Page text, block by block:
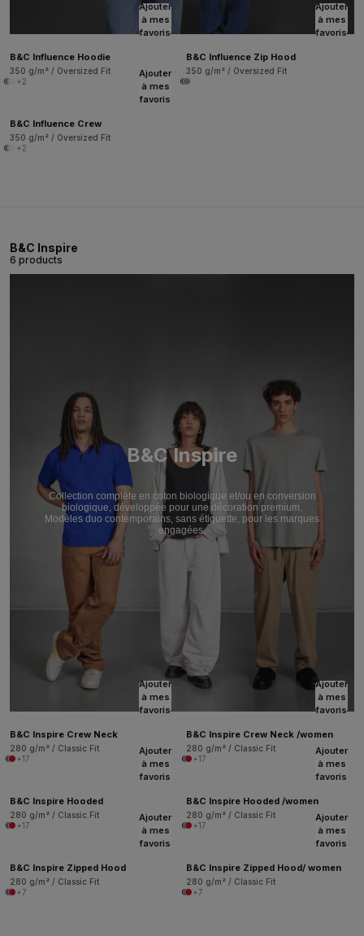
Ajouter
à mes
favoris
B&C Influence Hoodie
350 g/m² / Oversized Fit
+2
Ajouter
à mes
favoris
B&C Influence Zip Hood
350 g/m² / Oversized Fit
Ajouter
à mes
favoris
B&C Influence Crew
350 g/m² / Oversized Fit
+2
B&C Inspire
6 products
B&C Inspire
Collection complète en coton biologique et/ou en conversion
biologique, développée pour une décoration premium.
Modèles duo contemporains, sans étiquette, pour les marques
engagées.
Ajouter
à mes
favoris
B&C Inspire Crew Neck
280 g/m² / Classic Fit
+17
Ajouter
à mes
favoris
B&C Inspire Crew Neck /women
280 g/m² / Classic Fit
+17
Ajouter
à mes
favoris
B&C Inspire Hooded
280 g/m² / Classic Fit
+17
Ajouter
à mes
favoris
B&C Inspire Hooded /women
280 g/m² / Classic Fit
+17
Ajouter
à mes
favoris
B&C Inspire Zipped Hood
280 g/m² / Classic Fit
+7
Ajouter
à mes
favoris
B&C Inspire Zipped Hood/ women
280 g/m² / Classic Fit
+7